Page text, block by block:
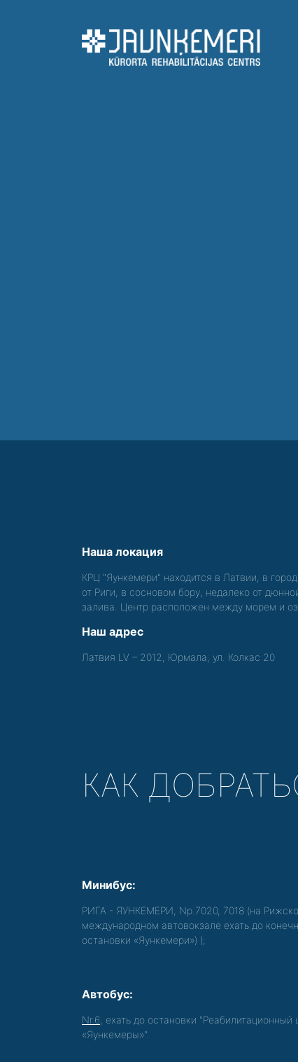
Наша локация
КРЦ "Яункемери" находится в Латвии, в
от Риги, в сосновом бору, недалеко от
залива. Центр расположен между морем и
Наш адрес
Латвия LV – 2012, Юрмала, ул. Колкас 20
КАК
Минибус:
РИГА - ЯУНКЕМЕРИ, Nр.7020, 7018 (на
международном автовокзале ехать до
остановки «Яункемери») );
Автобус:
Nr.6 , ехать до остановки "Реабилитационный
«Яункемеры»".